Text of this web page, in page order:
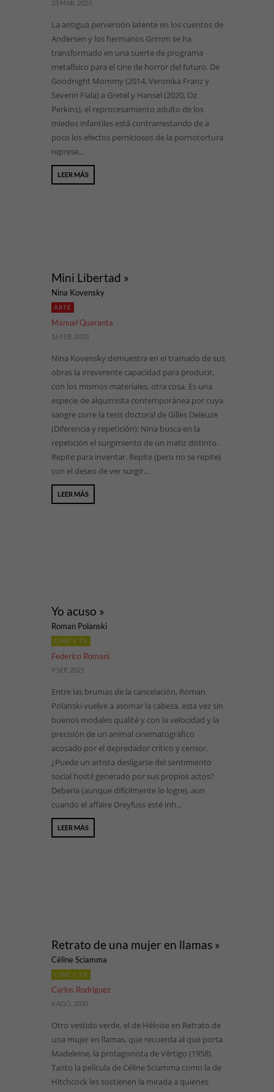
23 MAR, 2023
La antigua perversión latente en los cuentos de
Andersen y los hermanos Grimm se ha
transformado en una suerte de programa
metafísico para el cine de horror del futuro. De
Goodnight Mommy (2014, Veronika Franz y
Severin Fiala) a Gretel y Hansel (2020, Oz
Perkins), el reprocesamiento adulto de los
miedos infantiles está contrarrestando de a
poco los efectos perniciosos de la pornotortura
represe...
LEER MÁS
Mini Libertad »
Nina Kovensky
ARTE
Manuel Quaranta
16 FEB, 2023
Nina Kovensky demuestra en el tramado de sus
obras la irreverente capacidad para producir,
con los mismos materiales, otra cosa. Es una
especie de alquimista contemporánea por cuya
sangre corre la tesis doctoral de Gilles Deleuze
(Diferencia y repetición): Nina busca en la
repetición el surgimiento de un matiz distinto.
Repite para inventar. Repite (pero no se repite)
con el deseo de ver surgir...
LEER MÁS
Yo acuso »
Roman Polanski
CINE Y TV
Federico Romani
9 SEP, 2021
Entre las brumas de la cancelación, Roman
Polanski vuelve a asomar la cabeza, esta vez sin
buenos modales qualité y con la velocidad y la
precisión de un animal cinematográfico
acosado por el depredador crítico y censor.
¿Puede un artista desligarse del sentimiento
social hostil generado por sus propios actos?
Debería (aunque difícilmente lo logre), aun
cuando el affaire Dreyfuss esté inh...
LEER MÁS
Retrato de una mujer en llamas »
Céline Sciamma
CINE Y TV
Carlos Rodríguez
6 AGO, 2020
Otro vestido verde, el de Héloïse en Retrato de
una mujer en llamas, que recuerda al que porta
Madeleine, la protagonista de Vértigo (1958).
Tanto la película de Céline Sciamma como la de
Hitchcock les sostienen la mirada a quienes